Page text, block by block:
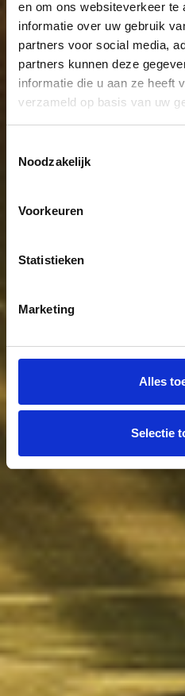
en om ons websiteverkeer te
informatie over uw gebruik
partners voor social media,
partners kunnen deze
informatie die u aan ze heeft
verzameld op basis van uw
Noodzakelijk
Voorkeuren
Statistieken
Marketing
Alles
Selectie